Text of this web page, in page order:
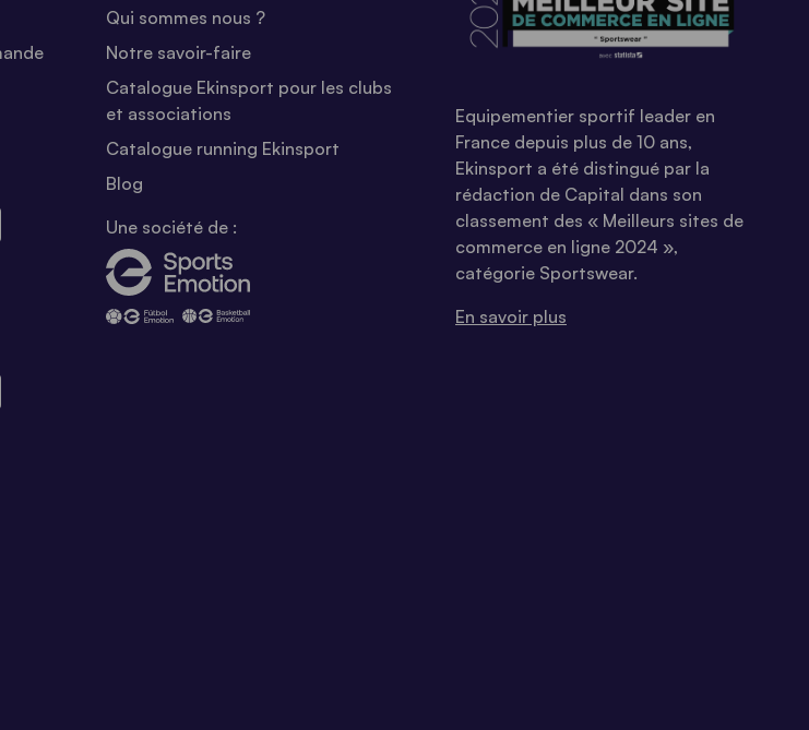
Qui sommes nous ?
Notre savoir-faire
Catalogue Ekinsport pour les clubs
et associations
Catalogue running Ekinsport
Blog
Une société de :
Equipementier sportif leader en
France depuis plus de 10 ans,
Ekinsport a été distingué par la
rédaction de Capital dans son
classement des « Meilleurs sites de
commerce en ligne 2024 »,
catégorie Sportswear.
En savoir plus